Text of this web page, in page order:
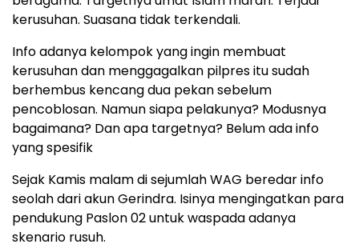
kerusuhan. Suasana tidak terkendali.
Info adanya kelompok yang ingin membuat
kerusuhan dan menggagalkan pilpres itu sudah
berhembus kencang dua pekan sebelum
pencoblosan. Namun siapa pelakunya? Modusnya
bagaimana? Dan apa targetnya? Belum ada info
yang spesifik
Sejak Kamis malam di sejumlah WAG beredar info
seolah dari akun Gerindra. Isinya mengingatkan para
pendukung Paslon 02 untuk waspada adanya
skenario rusuh.